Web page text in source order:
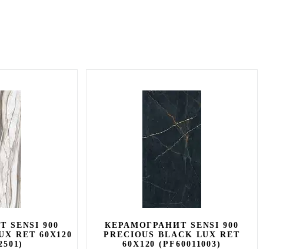
900
RET 60X120
КЕРАМОГРАНИТ SENSI 900
PRECIOUS BLACK LUX RET
60X120 (PF60011003)